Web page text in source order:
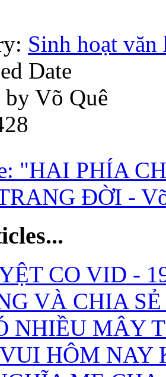
Sinh hoạt văn
Date
Võ Quê
"HAI PHÍA
ĐỜI -
CO VID -
VÀ CHIA SẺ
NHIỀU MÂY
HÔM NAY